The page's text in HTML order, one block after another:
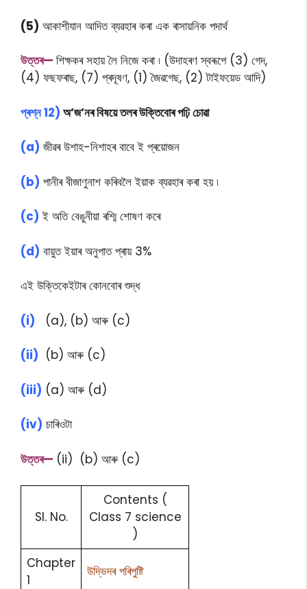
(5) আকাশীযান আদিত ব্যৱহাৰ কৰা এক ৰাসায়নিক পদাৰ্থ
উত্তৰ— শিক্ষকৰ সহায় লৈ নিজে কৰা ৷ (উদাহৰণ স্বৰূপে (3) গেদ,
(4) ফছফৰাছ, (7) প্ৰদূষণ, (1) জৈৱগেছ, (2) টাইফয়েড আদি)
প্ৰশ্ন 12) অ’জ’নৰ বিষয়ে তলৰ উক্তিবোৰ পঢ়ি চোৱা
(a) জীৱৰ উশাহ-নিশাহৰ বাবে ই প্ৰয়োজন
(b) পানীৰ বীজাণুনাশ কৰিবলৈ ইয়াক ব্যৱহাৰ কৰা হয় ৷
(c) ই অতি বেঙুনীয়া ৰশ্মি শোষণ কৰে
(d) বায়ুত ইয়াৰ অনুপাত প্ৰায় 3%
এই উক্তিকেইটাৰ কোনবোৰ শুদ্ধ
(i) (a), (b) আৰু (c)
(ii) (b) আৰু (c)
(iii) (a) আৰু (d)
(iv) চাৰিওটা
উত্তৰ— (ii) (b) আৰু (c)
Sl. No.
Contents (
Class 7 science
)
Chapter
1
উদ্ভিদৰ পৰিপুষ্টি